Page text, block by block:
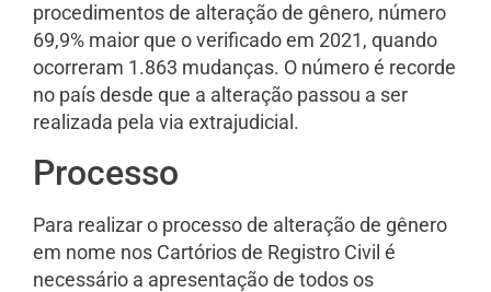
procedimentos de alteração de gênero, número
69,9% maior que o verificado em 2021, quando
ocorreram 1.863 mudanças. O número é recorde
no país desde que a alteração passou a ser
realizada pela via extrajudicial.
Processo
Para realizar o processo de alteração de gênero
em nome nos Cartórios de Registro Civil é
necessário a apresentação de todos os